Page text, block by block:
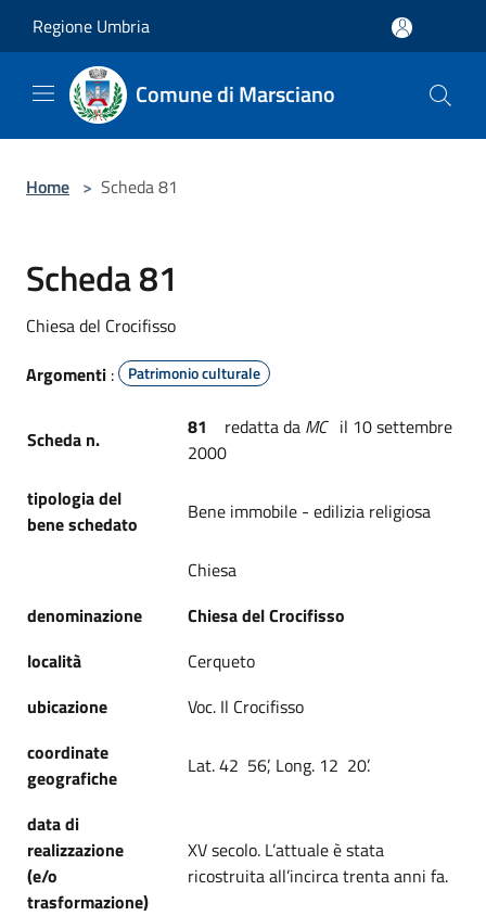
Regione Umbria
Comune di Marsciano
Home > Scheda 81
Scheda 81
Chiesa del Crocifisso
Argomenti : Patrimonio culturale
Scheda n. 81 redatta da MC il 10 settembre
2000
tipologia del
bene schedato
Bene immobile - edilizia religiosa
Chiesa
denominazione
Chiesa del Crocifisso
località
Cerqueto
ubicazione
Voc. Il Crocifisso
coordinate
geografiche
Lat. 42 56’, Long. 12 20’.
data di
realizzazione
(e/o
trasformazione)
XV secolo. L’attuale è stata
ricostruita all’incirca trenta anni fa.